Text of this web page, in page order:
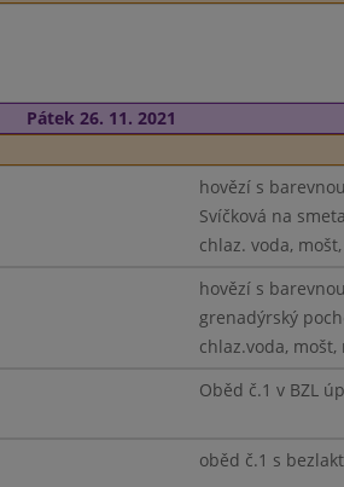
Pátek 26. 11. 2021
hovězí s
Svíčková na
chlaz. voda,
hovězí s
grenadýrský
chlaz.voda, mošt,
Oběd č.1 v BZL
oběd č.1 s